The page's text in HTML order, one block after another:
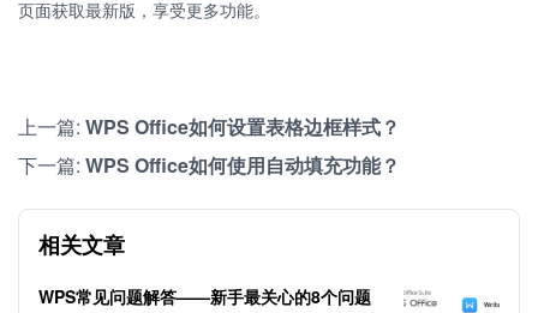
页面获取最新版，享受更多功能。
上一篇: WPS Office如何设置表格边框样式？
下一篇: WPS Office如何使用自动填充功能？
相关文章
WPS常见问题解答——新手最关心的8个问题